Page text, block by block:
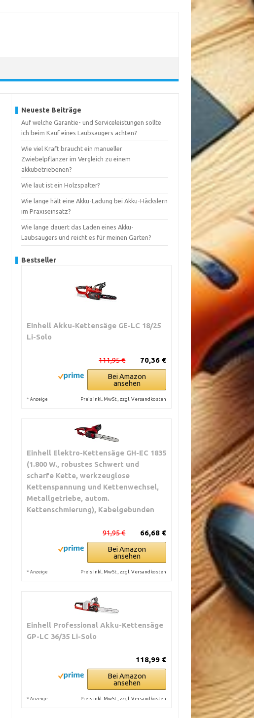
Neueste Beiträge
Auf welche Garantie- und Serviceleistungen sollte
ich beim Kauf eines Laubsaugers achten?
Wie viel Kraft braucht ein manueller
Zwiebelpflanzer im Vergleich zu einem
akkubetriebenen?
Wie laut ist ein Holzspalter?
Wie lange hält eine Akku-Ladung bei Akku-Häckslern
im Praxiseinsatz?
Wie lange dauert das Laden eines Akku-
Laubsaugers und reicht es für meinen Garten?
Bestseller
Einhell Akku-Kettensäge GE-LC 18/25
Li-Solo
70,36 €
111,95 €
Bei Amazon
ansehen
* Anzeige Preis inkl. MwSt., zzgl. Versandkosten
Einhell Elektro-Kettensäge GH-EC 1835
(1.800 W., robustes Schwert und
scharfe Kette, werkzeuglose
Kettenspannung und Kettenwechsel,
Metallgetriebe, autom.
Kettenschmierung), Kabelgebunden
66,68 €
91,95 €
Bei Amazon
ansehen
* Anzeige Preis inkl. MwSt., zzgl. Versandkosten
Einhell Professional Akku-Kettensäge
GP-LC 36/35 Li-Solo
118,99 €
Bei Amazon
ansehen
* Anzeige Preis inkl. MwSt., zzgl. Versandkosten